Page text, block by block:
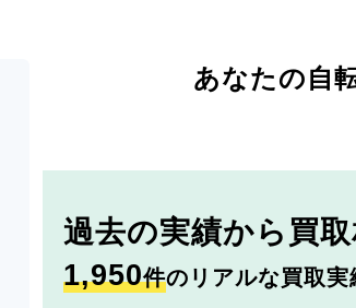
あなたの自転
過去の実績から 買
1,950件のリアルな買取実